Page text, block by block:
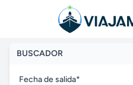
BUSCADOR
Fecha de salida*